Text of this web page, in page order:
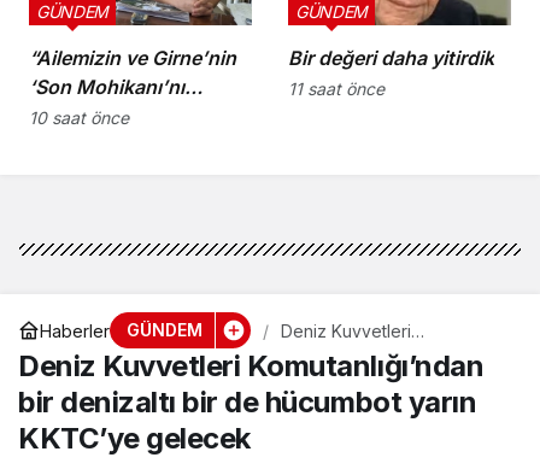
“Ailemizin ve Girne’nin
‘Son Mohikanı’nı
kaybettik”
GÜNDEM
10 saat önce
Bir değeri daha yitirdik
GÜNDEM
11 saat önce
Haberler GÜNDEM
Deniz Kuvvetleri
Komutanlığı’ndan bir
denizaltı bir de hücumbot
yarın KKTC’ye gelecek
Deniz Kuvvetleri Komutanlığı’ndan
bir denizaltı bir de hücumbot yarın
KKTC’ye gelecek